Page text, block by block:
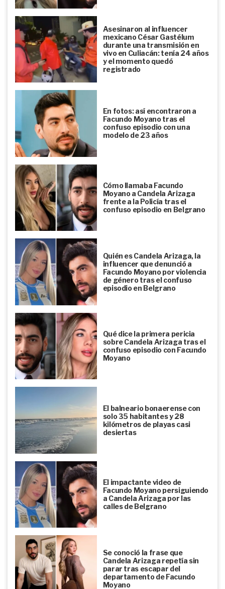
Asesinaron al influencer
mexicano César Gastélum
durante una transmisión en
vivo en Culiacán: tenía 24 años
y el momento quedó
registrado
En fotos: así encontraron a
Facundo Moyano tras el
confuso episodio con una
modelo de 23 años
Cómo llamaba Facundo
Moyano a Candela Arizaga
frente a la Policía tras el
confuso episodio en Belgrano
Quién es Candela Arizaga, la
influencer que denunció a
Facundo Moyano por violencia
de género tras el confuso
episodio en Belgrano
Qué dice la primera pericia
sobre Candela Arizaga tras el
confuso episodio con Facundo
Moyano
El balneario bonaerense con
solo 35 habitantes y 28
kilómetros de playas casi
desiertas
El impactante video de
Facundo Moyano persiguiendo
a Candela Arizaga por las
calles de Belgrano
Se conoció la frase que
Candela Arizaga repetía sin
parar tras escapar del
departamento de Facundo
Moyano